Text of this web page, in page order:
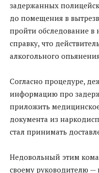
задержанных
до помещения в
пройти обследование в
справку, что
алкогольного
Согласно процедуре,
информацию про
приложить
документа из
стал принимать
Недовольный этим
своему руководителю —